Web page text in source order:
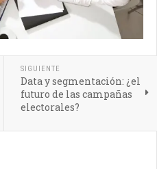
SIGUIENTE
Data y segmentación: ¿el
futuro de las campañas
electorales?